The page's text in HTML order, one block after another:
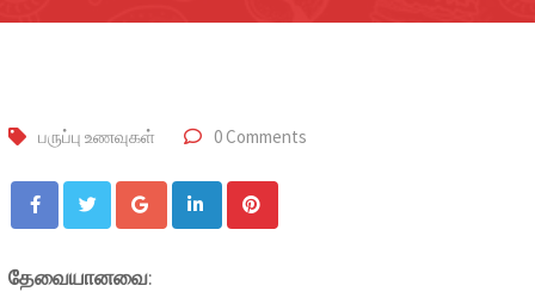
பருப்பு உணவுகள் 0 Comments
தேவையானவை: